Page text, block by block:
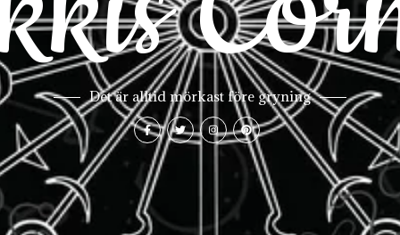
Det är alltid mörkast före gryning